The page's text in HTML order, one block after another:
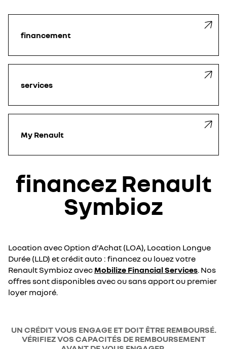
financement
services
My Renault
financez Renault
Symbioz
Location avec Option d’Achat (LOA), Location Longue
Durée (LLD) et crédit auto : financez ou louez votre
Renault Symbioz avecMobilize Financial Services. Nos
offres sont disponibles avec ou sans apport ou premier
loyer majoré.
UN CRÉDIT VOUS ENGAGE ET DOIT ÊTRE REMBOURSÉ.
VÉRIFIEZ VOS CAPACITÉS DE REMBOURSEMENT